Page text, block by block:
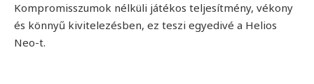
Kompromisszumok nélküli játékos teljesítmény, vékony
és könnyű kivitelezésben, ez teszi egyedivé a Helios
Neo-t.